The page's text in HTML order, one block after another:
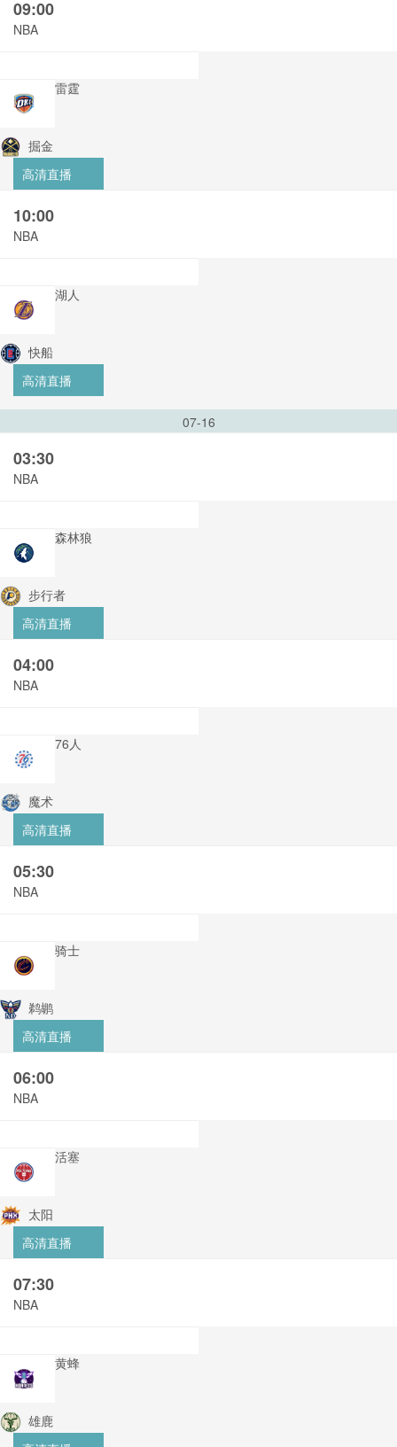
09:00
NBA
雷霆
掘金
高清直播
10:00
NBA
湖人
快船
高清直播
07-16
03:30
NBA
森林狼
步行者
高清直播
04:00
NBA
76人
魔术
高清直播
05:30
NBA
骑士
鹈鹕
高清直播
06:00
NBA
活塞
太阳
高清直播
07:30
NBA
黄蜂
雄鹿